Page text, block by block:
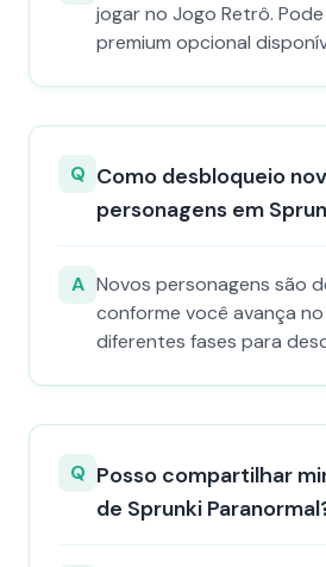
jogar no Jogo Retrô.
premium opcional
Q Como desbloqueio
personagens em
A Novos personagens são
conforme você avança
diferentes fases para
Q Posso compartilhar
de Sprunki